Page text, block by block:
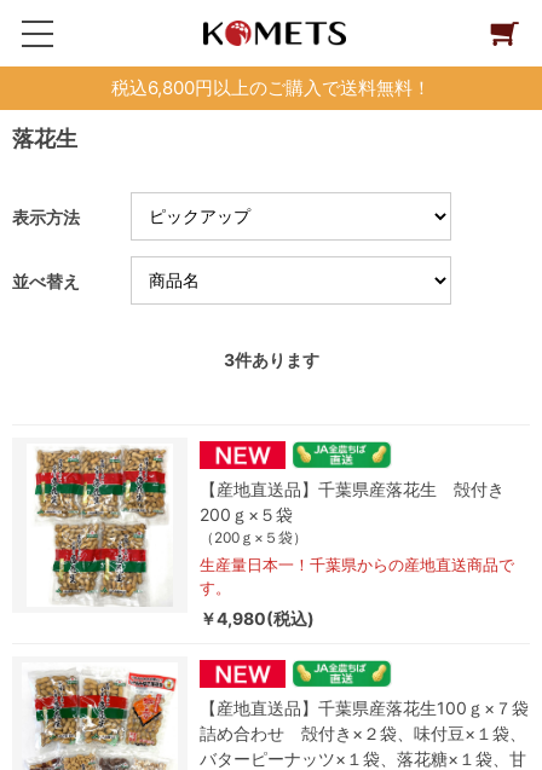
税込6,800円以上のご購入で送料無料！
落花生
表示方法
並べ替え
3件あります
【産地直送品】千葉県産落花生 殻付き
200ｇ×５袋
（200ｇ×５袋）
生産量日本一！千葉県からの産地直送商品で
す。
￥4,980(税込)
【産地直送品】千葉県産落花生100ｇ×７袋
詰め合わせ 殻付き×２袋、味付豆×１袋、
バターピーナッツ×１袋、落花糖×１袋、甘